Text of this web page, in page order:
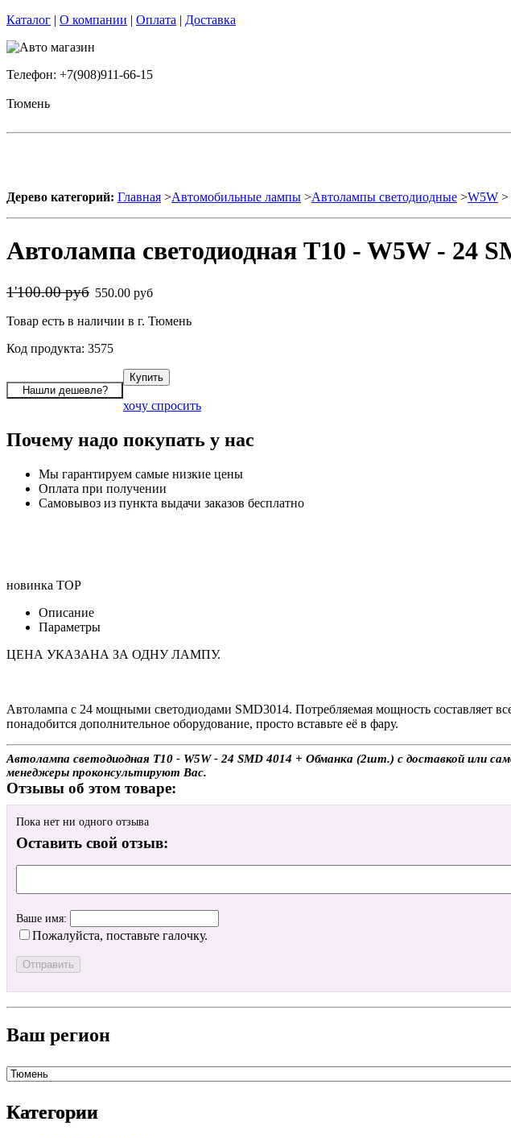
Каталог | О компании | Оплата | Доставка
Телефон: +7(908)911-66-15
Тюмень
Дерево категорий: Главная >Автомобильные лампы >Автолампы светодиодные >W5W >
Автолампа светодиодная T10 - W5W - 24
1'100.00 руб 550.00 руб
Товар есть в наличии в г. Тюмень
Код продукта: 3575
хочу спросить
Почему надо покупать у нас
Мы гарантируем самые низкие цены
Оплата при получении
Самовывоз из пункта выдачи заказов бесплатно
новинка TOP
Описание
Параметры
ЦЕНА УКАЗАНА ЗА ОДНУ ЛАМПУ.
Автолампа с 24 мощными светодиодами SMD3014. Потребляемая мощность составляет
понадобится дополнительное оборудование, просто вставьте её в фару.
Автолампа светодиодная T10 - W5W - 24 SMD 4014 + Обманка (2шт.) с доставкой или
менеджеры проконсультируют Вас.
Отзывы об этом товаре:
Пока нет ни одного отзыва
Оставить свой отзыв:
Ваше имя:
Пожалуйста, поставьте галочку.
Ваш регион
Категории